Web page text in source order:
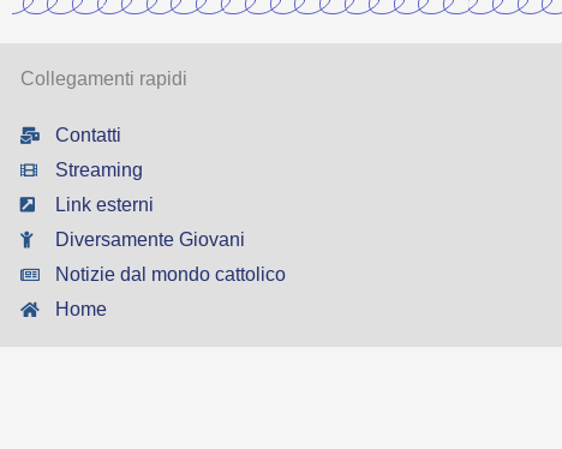
Collegamenti rapidi
Contatti
Streaming
Link esterni
Diversamente Giovani
Notizie dal mondo cattolico
Home